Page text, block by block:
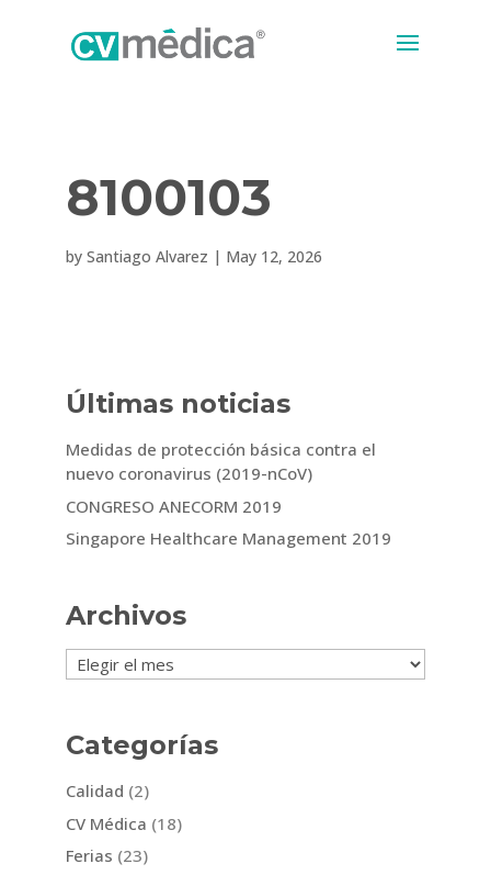
8100103
by Santiago Alvarez | May 12, 2026
Últimas noticias
Medidas de protección básica contra el
nuevo coronavirus (2019-nCoV)
CONGRESO ANECORM 2019
Singapore Healthcare Management 2019
Archivos
Archivos
Categorías
Calidad (2)
CV Médica (18)
Ferias (23)